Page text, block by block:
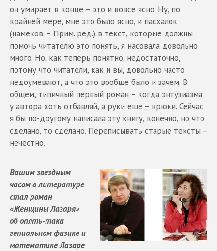
он умирает в конце – это и вовсе ясно. Ну, по
крайней мере, мне это было ясно, и пасхалок
(намеков. – Прим. ред.) в текст, которые должны
помочь читателю это понять, я насовала довольно
много. Но, как теперь понятно, недостаточно,
потому что читатели, как и вы, довольно часто
недоумевают, а что это вообще было и зачем. В
общем, типичный первый роман – когда энтузиазма
у автора хоть отбавляй, а руки еще – крюки. Сейчас
я бы по-другому написала эту книгу, конечно, но что
сделано, то сделано. Переписывать старые тексты –
нечестно.
Вашим звездным
часом в литературе
стал роман
«Женщины Лазаря»
об опять-таки
гениальном физике и
математике Лазаре